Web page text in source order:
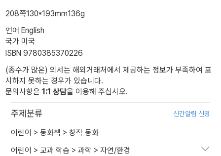
208쪽130*193mm136g
언어 English
국가 미국
ISBN 9780385370226
(종수가 많은) 외서는 해외거래처에서 제공하는 정보가 부족하여 표
시하지 못하는 경우가 있습니다.
문의사항은 1:1 상담을 이용해 주십시오.
주제분류 신간알림 신청
어린이 > 동화책 > 창작 동화
어린이 > 교과 학습 > 과학 > 자연/환경